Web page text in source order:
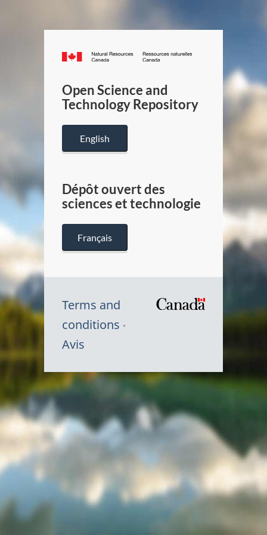
Canada.ca
/
Canada
Open Science and
Technology Repository
English
Dépôt ouvert des
sciences et technologie
Français
Terms and
conditions
Avis
Symbole
du